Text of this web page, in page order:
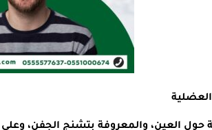
حول العين، والمعروفة بتشنج الجفن، وعلى